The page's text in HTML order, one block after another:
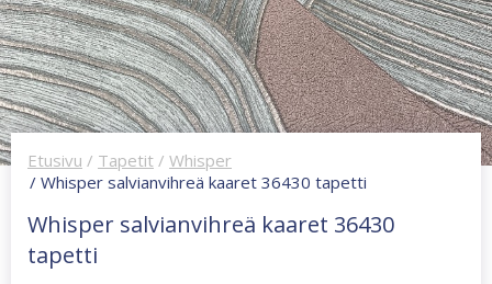
Etusivu / Tapetit / Whisper
/ Whisper salvianvihreä kaaret 36430 tapetti
Whisper salvianvihreä kaaret 36430
tapetti